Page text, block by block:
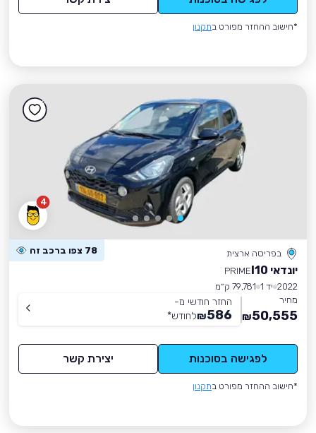
*חישוב ההחזר מפורט בתקנון
4
בפריסה ארצית 78 צפו ברכב זה
יונדאי I10
PRIME
2022 יד 1
79,781 ק״מ
מחיר
50,555
₪
החזר חודשי מ-
586
₪לחודש*
לפגישה בסוכנות יצירת קשר
*חישוב ההחזר מפורט בתקנון